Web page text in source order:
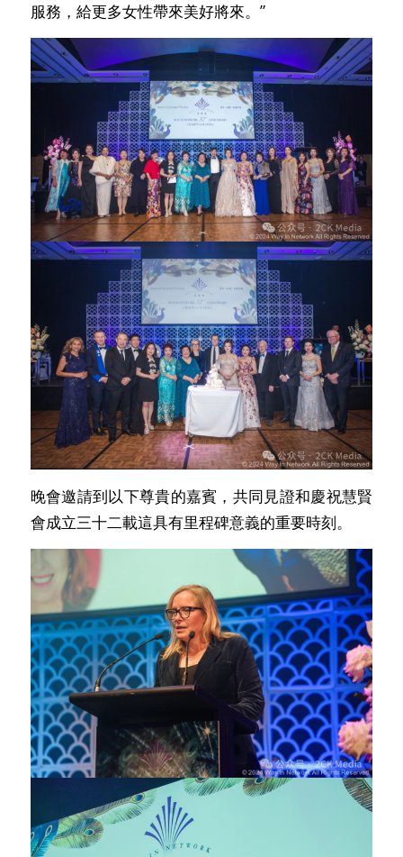
服務，給更多女性帶來美好將來。”
晚會邀請到以下尊貴的嘉賓，共同見證和慶祝慧賢
會成立三十二載這具有里程碑意義的重要時刻。